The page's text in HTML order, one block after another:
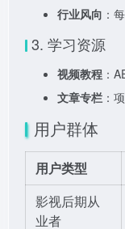
行业风向 ：
3. 学习资源
视频教程 ：
文章专栏 ：
用户群体
用户类型
影视后期从
业者